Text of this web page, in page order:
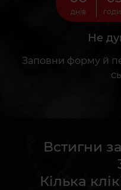
днів
Не
Заповни форму й
Встигни
Кілька